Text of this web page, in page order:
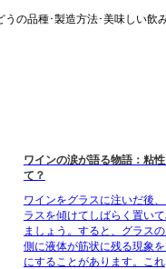
うの品種･製造方法･美味しい飲
ワインの涙が語る物語：粘
て？
ワインをグラスに注いだ後
ラスを傾けてしばらく置い
ましょう。すると、グラス
側に液体が筋状に残る現象を
にすることがあります。これ